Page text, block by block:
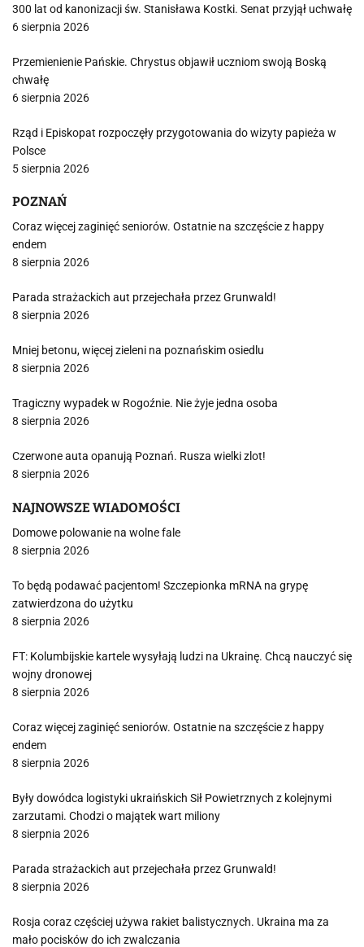
300 lat od kanonizacji św. Stanisława Kostki. Senat przyjął uchwałę
6 sierpnia 2026
Przemienienie Pańskie. Chrystus objawił uczniom swoją Boską
chwałę
6 sierpnia 2026
Rząd i Episkopat rozpoczęły przygotowania do wizyty papieża w
Polsce
5 sierpnia 2026
POZNAŃ
Coraz więcej zaginięć seniorów. Ostatnie na szczęście z happy
endem
8 sierpnia 2026
Parada strażackich aut przejechała przez Grunwald!
8 sierpnia 2026
Mniej betonu, więcej zieleni na poznańskim osiedlu
8 sierpnia 2026
Tragiczny wypadek w Rogoźnie. Nie żyje jedna osoba
8 sierpnia 2026
Czerwone auta opanują Poznań. Rusza wielki zlot!
8 sierpnia 2026
NAJNOWSZE WIADOMOŚCI
Domowe polowanie na wolne fale
8 sierpnia 2026
To będą podawać pacjentom! Szczepionka mRNA na grypę
zatwierdzona do użytku
8 sierpnia 2026
FT: Kolumbijskie kartele wysyłają ludzi na Ukrainę. Chcą nauczyć się
wojny dronowej
8 sierpnia 2026
Coraz więcej zaginięć seniorów. Ostatnie na szczęście z happy
endem
8 sierpnia 2026
Były dowódca logistyki ukraińskich Sił Powietrznych z kolejnymi
zarzutami. Chodzi o majątek wart miliony
8 sierpnia 2026
Parada strażackich aut przejechała przez Grunwald!
8 sierpnia 2026
Rosja coraz częściej używa rakiet balistycznych. Ukraina ma za
mało pocisków do ich zwalczania